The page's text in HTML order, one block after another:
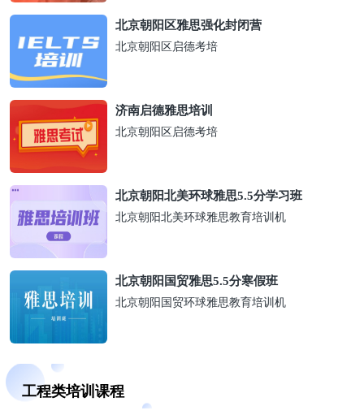
北京朝阳区雅思强化封闭营
北京朝阳区启德考培
济南启德雅思培训
北京朝阳区启德考培
北京朝阳北美环球雅思5.5分学习班
北京朝阳北美环球雅思教育培训机
北京朝阳国贸雅思5.5分寒假班
北京朝阳国贸环球雅思教育培训机
工程类培训课程